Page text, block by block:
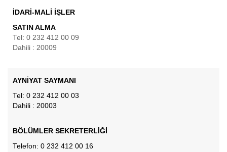
İDARİ-MALİ İŞLER
SATIN ALMA
Tel: 0 232 412 00 09
Dahili : 20009
AYNİYAT SAYMANI
Tel: 0 232 412 00 03
Dahili : 20003
BÖLÜMLER SEKRETERLİĞİ
Telefon: 0 232 412 00 16